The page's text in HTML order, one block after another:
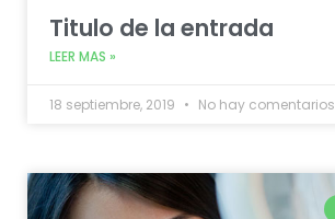
Titulo de la entrada
LEER MAS »
18 septiembre, 2019 No hay comentarios